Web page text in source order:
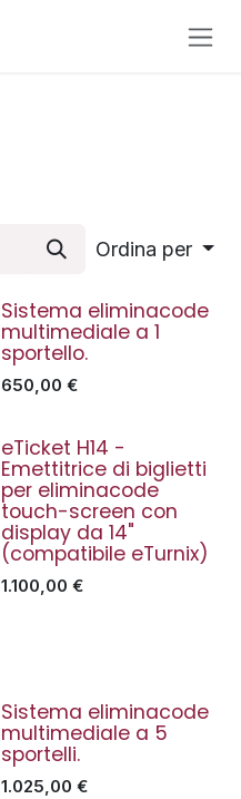
Ordina per
In offerta
Sistema eliminacode
multimediale a 1
sportello.
650,00 €
eTicket H14 -
Emettitrice di biglietti
per eliminacode
touch-screen con
display da 14"
(compatibile eTurnix)
1.100,00 €
In offerta
Sistema eliminacode
multimediale a 5
sportelli.
1.025,00 €